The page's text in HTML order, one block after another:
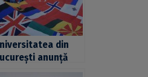
din
anunță